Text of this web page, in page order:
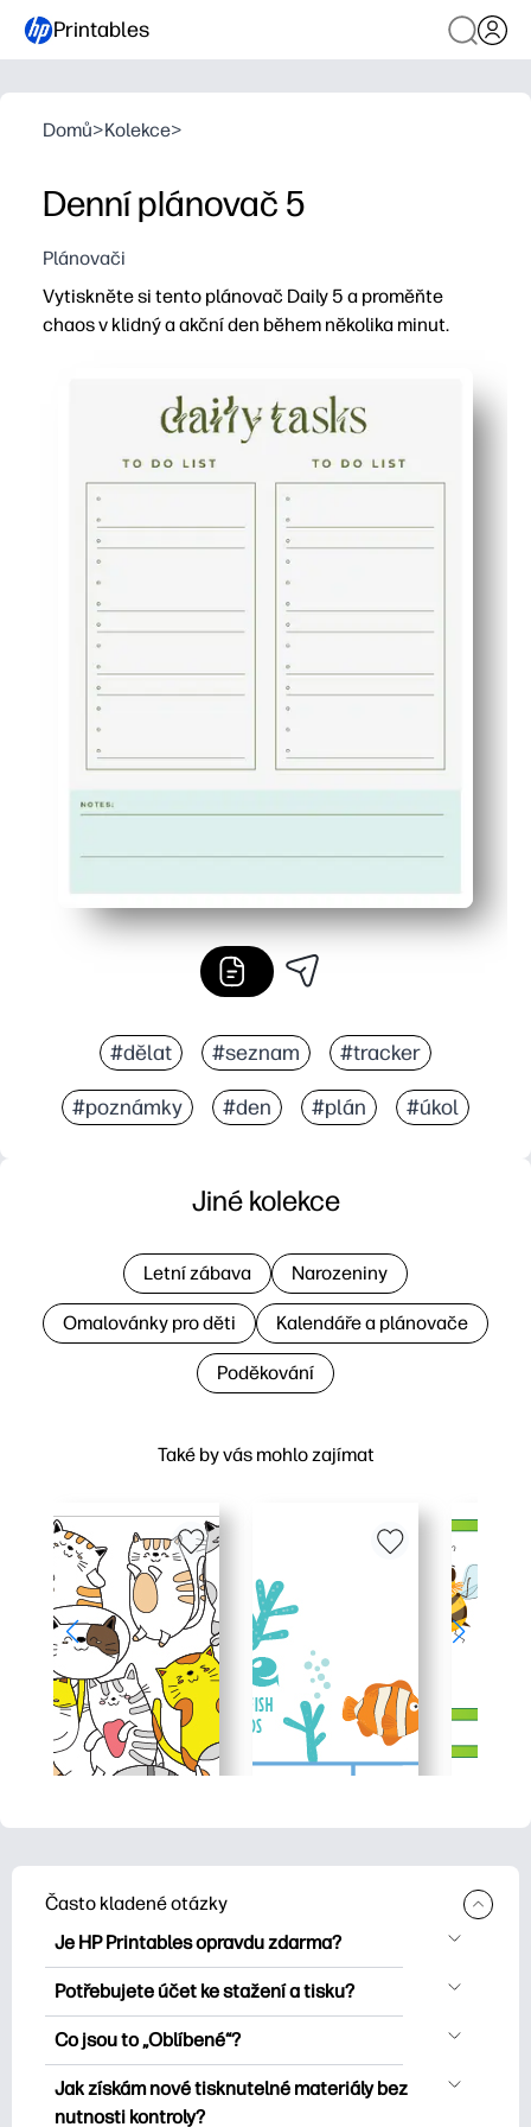
Printables
Domů>Kolekce>
Denní plánovač 5
Plánovači
Vytiskněte si tento plánovač Daily 5 a proměňte
chaos v klidný a akční den během několika minut.
Vymazání oddílů a zaškrtávacích políček zvýšíte
Flexibilní pro domácí, třídní nebo rodinné rutiny - ráno,
Možnosti opakovaně použitelné - vytiskněte jeden na
#dělat #seznam #tracker
#poznámky #den #plán #úkol
Také by vás mohlo zajímat
Jiné kolekce
Letní zábava Narozeniny
Omalovánky pro děti Kalendáře a plánovače
Poděkování
Často kladené otázky
Je HP Printables opravdu zdarma?
HP Printables nabízí více než 2500
bezplatných tisknutelných položek ke
stažení a tisku. Prozkoumejte oblíbené
omalovánky, zábavné učební listy,
řemesla a karty pro zvláštní příležitosti,
Potřebujete účet ke stažení a tisku?
Můžete prozkoumat a tisknout bez
vytvoření účtu. Přihlášení vám však
pomůže uložit vaše oblíbené tisknutelné
materiály a snadno je najít v části
Co jsou to „Oblíbené“?
Favorites is your personal skrýš
oblíbených tisknutelných položek. Pokud
Jak získám nové tisknutelné materiály bez
nutnosti kontroly?